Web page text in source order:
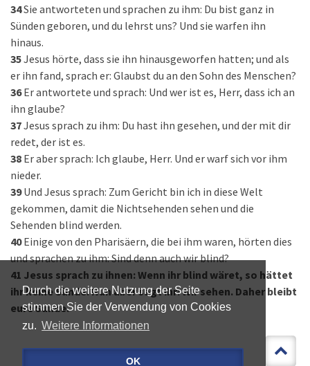
Durch die weitere Nutzung der Seite
stimmen Sie der Verwendung von Cookies
zu. Weitere Informationen
OK
34Sie antworteten und sprachen zu ihm: Du bist ganz in
Sünden geboren, und du lehrst uns? Und sie warfen ihn
hinaus.
35Jesus hörte, dass sie ihn hinausgeworfen hatten; und als
er ihn fand, sprach er: Glaubst du an den Sohn des Menschen?
36 Er antwortete und sprach: Und wer ist es, Herr, dass ich an
ihn glaube?
37Jesus sprach zu ihm: Du hast ihn gesehen, und der mit dir
redet, der ist es.
38 Er aber sprach: Ich glaube, Herr. Und er warf sich vor ihm
nieder.
39 Und Jesus sprach: Zum Gericht bin ich in diese Welt
gekommen, damit die Nichtsehenden sehen und die
Sehenden blind werden.
40 Einige von den Pharisäern, die bei ihm waren, hörten dies
und sprachen zu ihm: Sind denn auch wir blind?
41 Jesus sprach zu ihnen: Wenn ihr blind wäret, so hättet
ihr keine Sünde. Nun aber sagt ihr: Wir sehen. Daher bleibt
eure Sünde.